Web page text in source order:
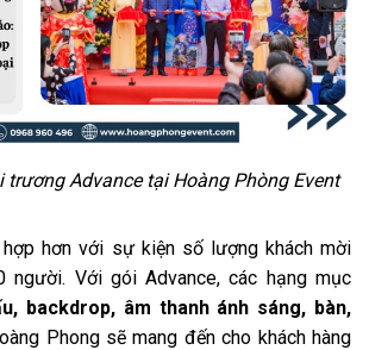
trương Advance tại Hoàng Phòng Event
hợp hơn với sự kiện số lượng khách mời
người. Với gói Advance, các hạng mục
backdrop, âm thanh ánh sáng, bàn,
Phong sẽ mang đến cho khách hàng